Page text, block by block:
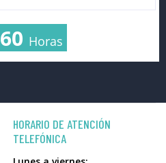
60 Horas
HORARIO DE ATENCIÓN
TELEFÓNICA